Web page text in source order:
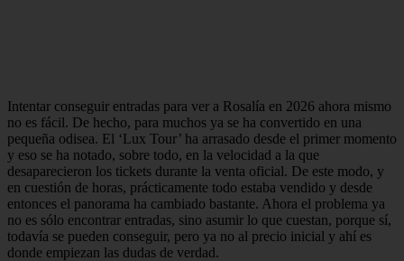
Intentar conseguir entradas para ver a Rosalía en 2026 ahora mismo
no es fácil. De hecho, para muchos ya se ha convertido en una
pequeña odisea. El ‘Lux Tour’ ha arrasado desde el primer momento
y eso se ha notado, sobre todo, en la velocidad a la que
desaparecieron los tickets durante la venta oficial. De este modo, y
en cuestión de horas, prácticamente todo estaba vendido y desde
entonces el panorama ha cambiado bastante. Ahora el problema ya
no es sólo encontrar entradas, sino asumir lo que cuestan, porque sí,
todavía se pueden conseguir, pero ya no al precio inicial y ahí es
donde empiezan las dudas de verdad.